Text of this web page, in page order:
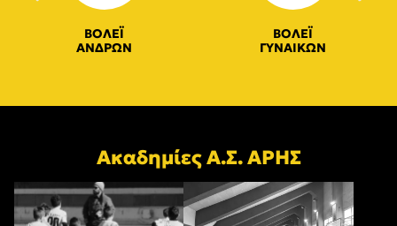
ΒΟΛΕΪ
ΑΝΔΡΩΝ
ΒΟΛΕΪ
ΓΥΝΑΙΚΩΝ
Ακαδημίες Α.Σ. ΑΡΗΣ